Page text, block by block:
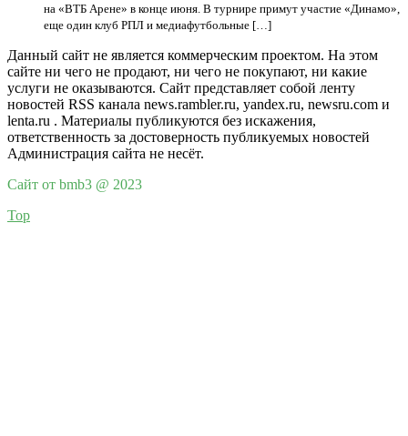
на «ВТБ Арене» в конце июня. В турнире примут участие «Динамо»,
еще один клуб РПЛ и медиафутбольные […]
Данный сайт не является коммерческим проектом. На этом
сайте ни чего не продают, ни чего не покупают, ни какие
услуги не оказываются. Сайт представляет собой ленту
новостей RSS канала news.rambler.ru, yandex.ru, newsru.com и
lenta.ru . Материалы публикуются без искажения,
ответственность за достоверность публикуемых новостей
Администрация сайта не несёт.
Сайт от bmb3 @ 2023
Top